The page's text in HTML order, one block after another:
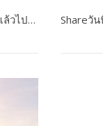
ล้วไป… Shareวั